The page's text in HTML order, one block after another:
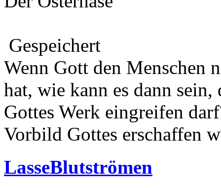
Gespeichert
Wenn Gott den Menschen
hat, wie kann es dann
Gottes Werk eingreifen
Vorbild Gottes erschaffen
LasseBlutströmen